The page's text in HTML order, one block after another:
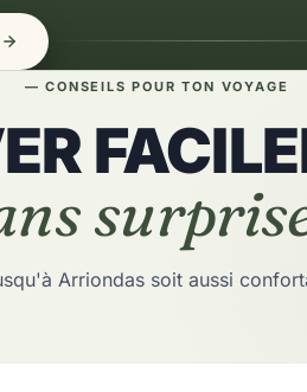
— CONSEILS POUR TON VOYAGE
Arriondas soit aussi